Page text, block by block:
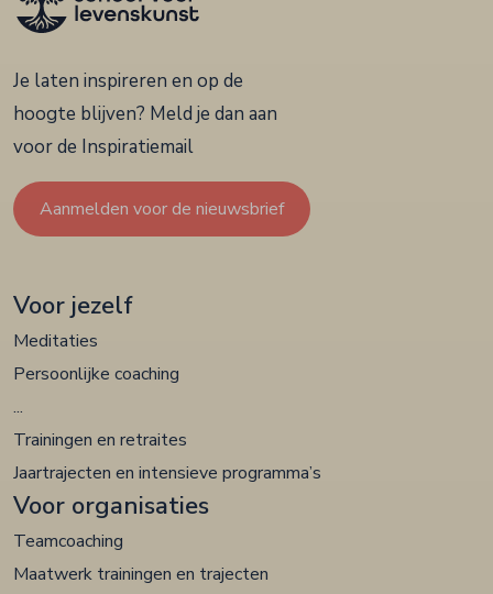
Je laten inspireren en op de
hoogte blijven? Meld je dan aan
voor de Inspiratiemail
Aanmelden voor de nieuwsbrief
Voor jezelf
Meditaties
Persoonlijke coaching
...
Trainingen en retraites
Jaartrajecten en intensieve programma’s
Voor organisaties
Teamcoaching
Maatwerk trainingen en trajecten